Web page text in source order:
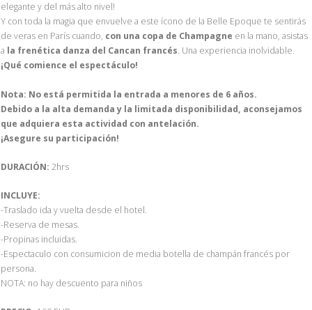
elegante y del más alto nivel!
Y con toda la magia que envuelve a este ícono de la Belle Epoque te sentirás
de veras en París cuando, con una copa de Champagne en la mano, asistas
a la frenética danza del Cancan francés. Una experiencia inolvidable.
¡Qué comience el espectáculo!
Nota: No está permitida la entrada a menores de 6 años.
Debido a la alta demanda y la limitada disponibilidad, aconsejamos
que adquiera esta actividad con antelación.
¡Asegure su participación!
DURACIÓN: 2hrs
INCLUYE:
-Traslado ida y vuelta desde el hotel.
-Reserva de mesas.
-Propinas incluidas.
-Espectaculo con consumicion de media botella de champán francés por
persona.
NOTA: no hay descuento para niños